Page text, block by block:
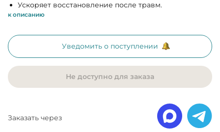
Ускоряет восстановление после травм.
к описанию
Уведомить о поступлении
Не доступно для заказа
Заказать через